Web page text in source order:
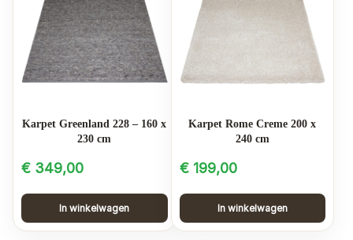
Karpet Greenland 228 – 160 x
230 cm
€ 349,00
In winkelwagen
Karpet Rome Creme 200 x
240 cm
€199,00
In winkelwagen